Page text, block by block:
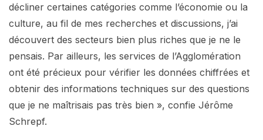
décliner certaines catégories comme l’économie ou la
culture, au fil de mes recherches et discussions, j’ai
découvert des secteurs bien plus riches que je ne le
pensais. Par ailleurs, les services de l’Agglomération
ont été précieux pour vérifier les données chiffrées et
obtenir des informations techniques sur des questions
que je ne maîtrisais pas très bien », confie Jérôme
Schrepf.